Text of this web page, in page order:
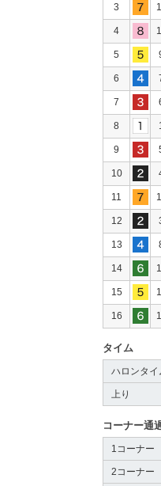
3
4
5
6
7
8
9
10
11
12
13
14
15
16
タイム
ハロンタイ
上り
コーナー通
1コーナー
2コーナー